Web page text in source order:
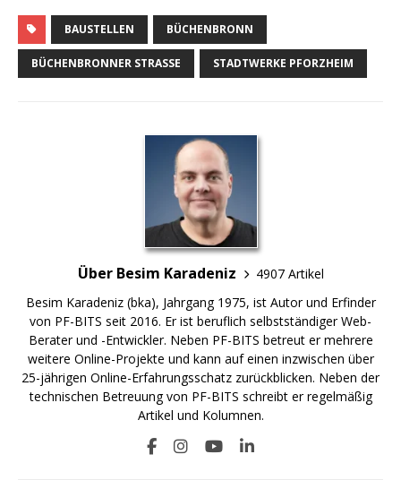
BAUSTELLEN BÜCHENBRONN
BÜCHENBRONNER STRASSE STADTWERKE PFORZHEIM
Über Besim Karadeniz
4907 Artikel
Besim Karadeniz (bka), Jahrgang 1975, ist Autor und Erfinder
von PF-BITS seit 2016. Er ist beruflich selbstständiger Web-
Berater und -Entwickler. Neben PF-BITS betreut er mehrere
weitere Online-Projekte und kann auf einen inzwischen über
25-jährigen Online-Erfahrungsschatz zurückblicken. Neben der
technischen Betreuung von PF-BITS schreibt er regelmäßig
Artikel und Kolumnen.